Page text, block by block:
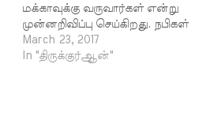
மக்காவுக்கு வருவார்கள் என்று
முன்னறிவிப்பு செய்கிறது. நபிகள்
நாயகம் (ஸல்) அவர்கள்
மக்காவிலிருந்து உயிரைக்
March 23, 2017
In "திருக்குர்ஆன்"